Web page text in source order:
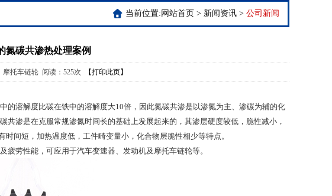
当前位置: 网站首页 > 新闻资讯 > 公司新闻
氮碳共渗热处理案例
托车链轮 阅读： 525次 【打印此页】
的溶解度比碳在铁中的溶解度大10倍，因此氮碳共渗是以渗氮为主、渗碳为辅的化
渗是在克服常规渗氮时间长的基础上发展起来的，其渗层硬度较低，脆性减小，
间短，加热温度低，工件畸变量小，化合物层脆性相少等特点。
疲劳性能，可应用于汽车变速器、发动机及摩托车链轮等。